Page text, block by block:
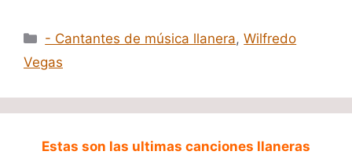
Categorías
- Cantantes de música llanera,Wilfredo
Vegas
Estas son las ultimas canciones llaneras